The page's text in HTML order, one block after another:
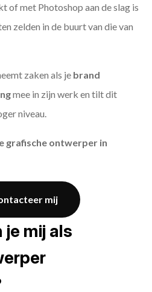
of met Photoshop aan de slag is
zelden in de buurt van die van
zaken als je brand
mee in zijn werk en tilt dit
niveau.
grafische ontwerper in
mij
je mij als